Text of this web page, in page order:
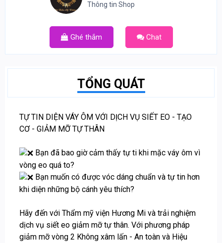
Thông tin Shop
Ghé thắm Chat
TỔNG QUÁT
TỰ TIN DIỆN VÁY ÔM VỚI DỊCH VỤ SIẾT EO - TẠO
CƠ - GIẢM MỠ TỰ THÂN
Bạn đã bao giờ cảm thấy tự ti khi mặc váy ôm vì
vòng eo quá to?
Bạn muốn có được vóc dáng chuẩn và tự tin hơn
khi diện những bộ cánh yêu thích?
Hãy đến với Thẩm mỹ viện Hương Mi và trải nghiệm
dịch vụ siết eo giảm mỡ tự thân. Với phương pháp
giảm mỡ vòng 2 Không xâm lấn - An toàn và Hiệu